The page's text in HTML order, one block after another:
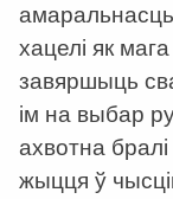
хацелі як
завяршыць
ім на выбар
ахвотна
жыцця ў